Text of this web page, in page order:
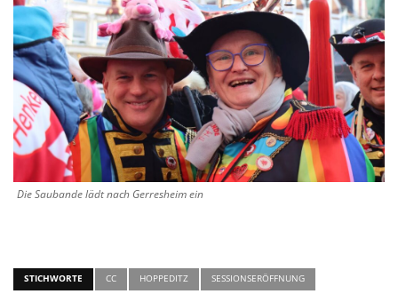
Die Saubande lädt nach Gerresheim ein
STICHWORTE CC HOPPEDITZ SESSIONSERÖFFNUNG